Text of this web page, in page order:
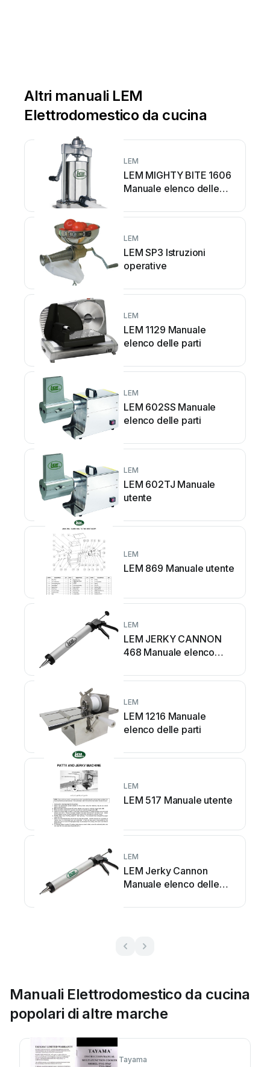
Altri manuali LEM
Elettrodomestico da cucina
LEM
LEM MIGHTY BITE 1606
Manuale elenco delle
LEM
LEM SP3 Istruzioni
operative
LEM
LEM 1129 Manuale
elenco delle parti
LEM
LEM 602SS Manuale
elenco delle parti
LEM
LEM 602TJ Manuale
utente
LEM
LEM 869 Manuale utente
LEM
LEM JERKY CANNON
468 Manuale elenco
LEM
LEM 1216 Manuale
elenco delle parti
LEM
LEM 517 Manuale utente
LEM
LEM Jerky Cannon
Manuale elenco delle
Manuali Elettrodomestico da cucina
popolari di altre marche
Tayama